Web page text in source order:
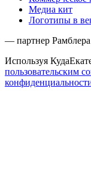
Медиа кит
Логотипы в
— партнер Рамблера
Используя
пользовательским